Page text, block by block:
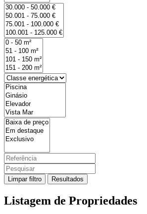
Limpar filtro Resultados
Listagem de Propriedades